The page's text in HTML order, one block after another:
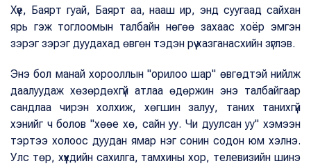
Хүүе, Баярт гуай, Баярт аа, нааш ир, энд суугаад сайхан
ярь гэж тоглоомын талбайн нөгөө захаас хоёр эмгэн
зэрэг зэрэг дуудахад өвгөн тэдэн рүү хазганасхийн зүглэв.
Энэ бол манай хорооллын "орилоо шар" өвгөдтэй нийлж
даалуудаж хөзөрдөхгүй атлаа өдөржин энэ талбайгаар
сандлаа чирэн холхиж, хөгшин залуу, таних танихгүй
хэнийг ч болов "хөөе хө, сайн уу. Чи дуулсан уу" хэмээн
тэртээ холоос дуудан ямар нэг сонин содон юм хэлнэ.
Улс төр, хүүхдийн сахилга, тамхины хор, телевизийн шинэ